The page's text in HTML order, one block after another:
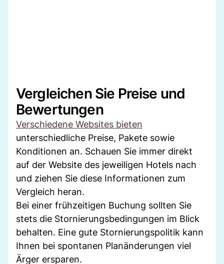
Vergleichen Sie Preise und
Bewertungen
Verschiedene Websites bieten
unterschiedliche Preise, Pakete sowie
Konditionen an. Schauen Sie immer direkt
auf der Website des jeweiligen Hotels nach
und ziehen Sie diese Informationen zum
Vergleich heran.
Bei einer frühzeitigen Buchung sollten Sie
stets die Stornierungsbedingungen im Blick
behalten. Eine gute Stornierungspolitik kann
Ihnen bei spontanen Planänderungen viel
Ärger ersparen.